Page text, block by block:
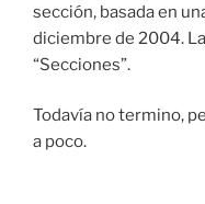
sección, basada en
diciembre de 2004.
“Secciones”.
Todavía no termino,
a poco.